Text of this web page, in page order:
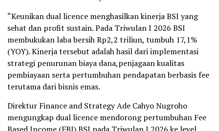
“Keunikan dual licence menghasilkan kinerja BSI yang
sehat dan profit sustain. Pada Triwulan I 2026 BSI
membukukan laba bersih Rp2,2 triliun, tumbuh 17,1%
(YOY). Kinerja tersebut adalah hasil dari implementasi
strategi penurunan biaya dana,penjagaan kualitas
pembiayaan serta pertumbuhan pendapatan berbasis fee
terutama dari bisnis emas.
Direktur Finance and Strategy Ade Cahyo Nugroho
mengungkap dual licence mendorong pertumbuhan Fee